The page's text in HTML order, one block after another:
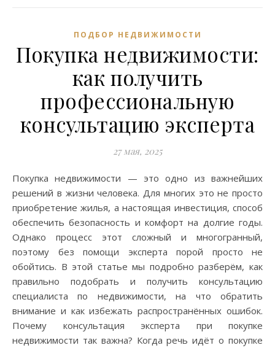
ПОДБОР НЕДВИЖИМОСТИ
Покупка недвижимости:
как получить
профессиональную
консультацию эксперта
27 мая, 2025
Покупка недвижимости — это одно из важнейших
решений в жизни человека. Для многих это не просто
приобретение жилья, а настоящая инвестиция, способ
обеспечить безопасность и комфорт на долгие годы.
Однако процесс этот сложный и многогранный,
поэтому без помощи эксперта порой просто не
обойтись. В этой статье мы подробно разберём, как
правильно подобрать и получить консультацию
специалиста по недвижимости, на что обратить
внимание и как избежать распространённых ошибок.
Почему консультация эксперта при покупке
недвижимости так важна? Когда речь идёт о покупке